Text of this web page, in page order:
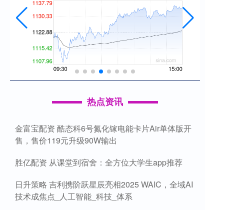
热点资讯
金富宝配资 酷态科6号氮化镓电能卡片Air单体版开
售，售价119元升级90W输出
胜亿配资 从课堂到宿舍：全方位大学生app推荐
日升策略 吉利携阶跃星辰亮相2025 WAIC，全域AI
技术成焦点_人工智能_科技_体系